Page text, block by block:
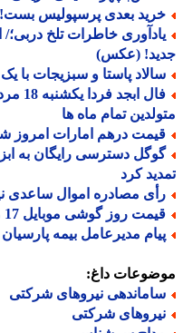
بعدی پرسپولیس بست!
خاطرات تلخ دربی؛/
(عکس)
پاستا و سبزیجات با یک
تمام ماه ها
درهم امارات امروز شنبه 17 مرداد 1405
کرد
مصادره اموال ساعدی نیا
روز گوشی موبایل 17 مرداد 1405
مدیرعامل بیمه پارسیان
داغ:
نیروهای شرکتی
شرکتی